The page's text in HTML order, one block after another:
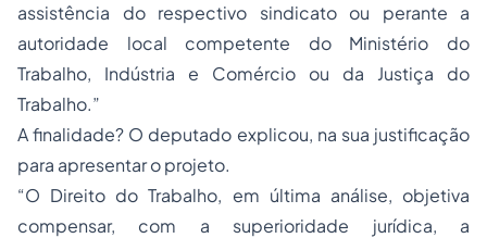
assistência do respectivo sindicato ou perante a
autoridade local competente do Ministério do
Trabalho, Indústria e Comércio ou da Justiça do
Trabalho.”
A finalidade? O deputado explicou, na sua justificação
para apresentar o projeto.
“O Direito do Trabalho, em última análise, objetiva
compensar, com a superioridade jurídica, a